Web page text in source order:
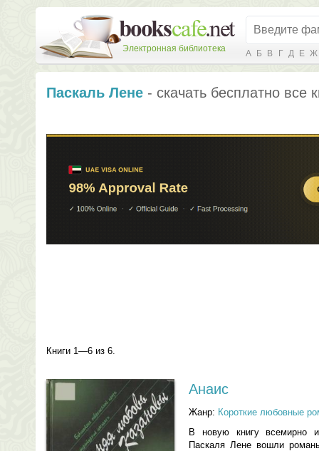
Электронная библиотека А Б В Г Д Е Ж
Паскаль Лене - скачать бесплатно все
Книги 1—6 из 6.
Анаис
Жанр: Короткие любовные
В новую книгу всемирно
Паскаля Лене вошли